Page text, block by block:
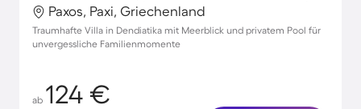
Paxos, Paxi, Griechenland
Traumhafte Villa in Dendiatika mit Meerblick und privatem Pool für
unvergessliche Familienmomente
ab 124 €